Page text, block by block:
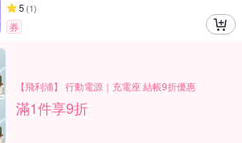
5 (1)
券
【飛利浦】 行動電源｜充電座 結帳9折優惠
滿1件享9折